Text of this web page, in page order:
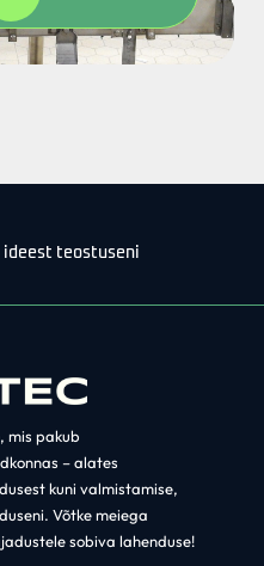
ideest teostuseni
mis pakub
– alates
kuni valmistamise,
. Võtke meiega
sobiva lahenduse!